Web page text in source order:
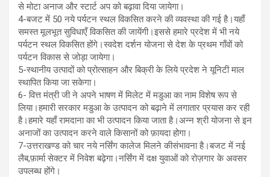
से मोटा अनाज और स्टार्ट अप को बढ़ावा दिया जायेगा।
4-बजट में 50 नये पर्यटन स्थल विकसित करने की व्यवस्था की गई है।यहाँ
समस्त मूलभूत सुविधाएँ विकसित की जायेंगी।इससे हमारे प्रदेश में भी नये
पर्यटन स्थल विकसित होंगे।स्वदेश दर्शन योजना से देश के प्रथम गाँवों को
पर्यटन विकास से जोड़ा जायेगा।
5-स्थानीय उत्पादों को प्रोत्साहन और बिक्री के लिये प्रदेश ने यूनिटी माल
स्थापित किया जा सकेगा।
6- वित्त मंत्री जी ने अपने भाषण में मिलेट में मडुआ का नाम विशेष रूप से
लिया।हमारी सरकार मडुआ के उत्पादन को बढ़ाने में लगातार प्रयास कर रही
है।हमारे यहाँ रामदाना का भी उत्पादन किया जाता है।अन्न श्री योजना से इन
अनाजों का उत्पादन करने वाले किसानों को फ़ायदा होगा।
7-उत्तराखण्ड को चार नये नर्सिंग कालेज मिलने कीसंभावना है।बजट में नई
लैब,फ़ार्मा सेक्टर में निवेश बढ़ेगा।नर्सिंग में दक्ष युवाओं को रोज़गार के अवसर
उपलब्ध होंगे।